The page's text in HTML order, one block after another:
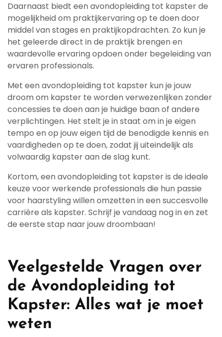
Daarnaast biedt een avondopleiding tot kapster de
mogelijkheid om praktijkervaring op te doen door
middel van stages en praktijkopdrachten. Zo kun je
het geleerde direct in de praktijk brengen en
waardevolle ervaring opdoen onder begeleiding van
ervaren professionals.
Met een avondopleiding tot kapster kun je jouw
droom om kapster te worden verwezenlijken zonder
concessies te doen aan je huidige baan of andere
verplichtingen. Het stelt je in staat om in je eigen
tempo en op jouw eigen tijd de benodigde kennis en
vaardigheden op te doen, zodat jij uiteindelijk als
volwaardig kapster aan de slag kunt.
Kortom, een avondopleiding tot kapster is de ideale
keuze voor werkende professionals die hun passie
voor haarstyling willen omzetten in een succesvolle
carrière als kapster. Schrijf je vandaag nog in en zet
de eerste stap naar jouw droombaan!
Veelgestelde Vragen over
de Avondopleiding tot
Kapster: Alles wat je moet
weten